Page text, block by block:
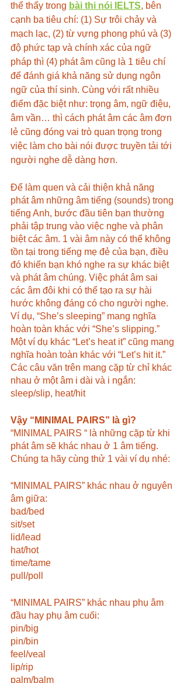
thể thấy trong bài thi nói IELTS, bên
cạnh ba tiêu chí: (1) Sự trôi chảy và
mạch lạc, (2) từ vựng phong phú và (3)
độ phức tạp và chính xác của ngữ
pháp thì (4) phát âm cũng là 1 tiêu chí
để đánh giá khả năng sử dụng ngôn
ngữ của thí sinh. Cùng với rất nhiều
điểm đặc biệt như: trọng âm, ngữ điệu,
âm vần… thì cách phát âm các âm đơn
lẻ cũng đóng vai trò quan trọng trong
việc làm cho bài nói được truyền tải tới
người nghe dễ dàng hơn.
Để làm quen và cải thiện khả năng
phát âm những âm tiếng (sounds) trong
tiếng Anh, bước đầu tiên bạn thường
phải tập trung vào việc nghe và phân
biệt các âm. 1 vài âm này có thể không
tồn tại trong tiếng mẹ đẻ của bạn, điều
đó khiến bạn khó nghe ra sự khác biệt
và phát âm chúng. Việc phát âm sai
các âm đôi khi có thể tạo ra sự hài
hước không đáng có cho người nghe.
Ví dụ, “She’s sleeping” mang nghĩa
hoàn toàn khác với “She’s slipping.”
Một ví dụ khác “Let’s heat it” cũng mang
nghĩa hoàn toàn khác với “Let’s hit it.”
Các câu văn trên mang cặp từ chỉ khác
nhau ở một âm i dài và i ngắn:
sleep/slip, heat/hit
Vậy “MINIMAL PAIRS” là gì?
“MINIMAL PAIRS “ là những cặp từ khi
phát âm sẽ khác nhau ở 1 âm tiếng.
Chúng ta hãy cùng thử 1 vài ví dụ nhé:
“MINIMAL PAIRS” khác nhau ở nguyên
âm giữa:
bad/bed
sit/set
lid/lead
hat/hot
time/tame
pull/poll
“MINIMAL PAIRS” khác nhau phụ âm
đầu hay phụ âm cuối:
pin/big
pin/bin
feel/veal
lip/rip
palm/balm